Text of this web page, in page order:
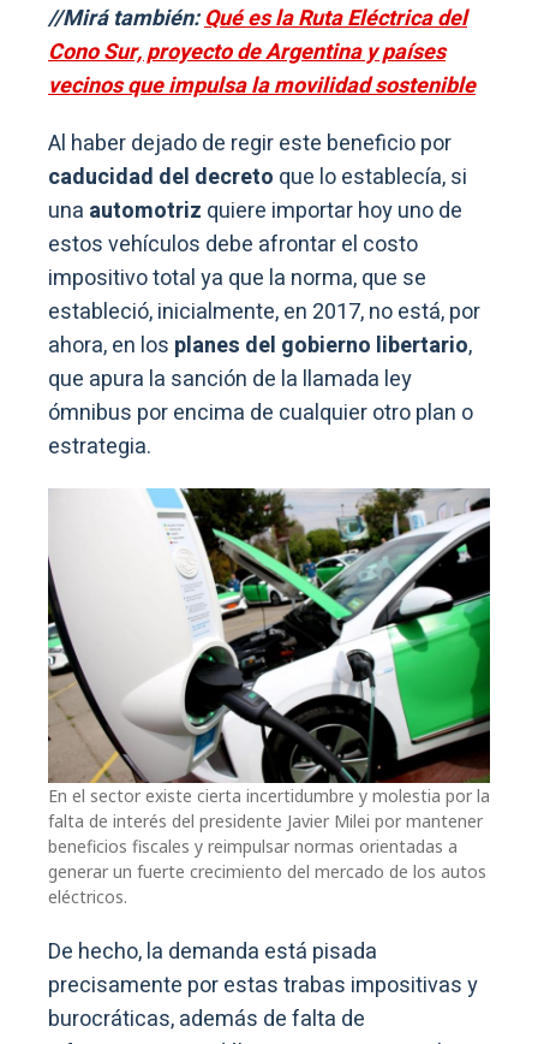
//Mirá también:Qué es la Ruta Eléctrica del
Cono Sur, proyecto de Argentina y países
vecinos que impulsa la movilidad sostenible
Al haber dejado de regir este beneficio por
caducidad del decreto que lo establecía, si
una automotriz quiere importar hoy uno de
estos vehículos debe afrontar el costo
impositivo total ya que la norma, que se
estableció, inicialmente, en 2017, no está, por
ahora, en los planes del gobierno libertario,
que apura la sanción de la llamada ley
ómnibus por encima de cualquier otro plan o
estrategia.
En el sector existe cierta incertidumbre y molestia por la
falta de interés del presidente Javier Milei por mantener
beneficios fiscales y reimpulsar normas orientadas a
generar un fuerte crecimiento del mercado de los autos
eléctricos.
De hecho, la demanda está pisada
precisamente por estas trabas impositivas y
burocráticas, además de falta de